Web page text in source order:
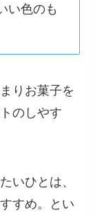
い色のも
りお菓子を
のしやす
いひとは、
すめ。とい